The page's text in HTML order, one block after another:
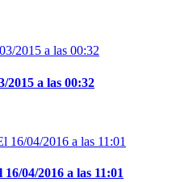
2015 a las 00:32
04/2016 a las 11:01